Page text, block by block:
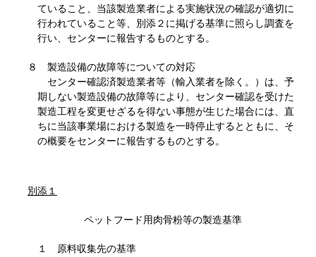
ていること、当該製造業者による実施状況の確認が適切に
行われていること等、別添２に掲げる基準に照らし調査を
行い、センターに報告するものとする。
８ 製造設備の故障等についての対応
センター確認済製造業者等（輸入業者を除く。）は、予
期しない製造設備の故障等により、センター確認を受けた
製造工程を変更せざるを得ない事態が生じた場合には、直
ちに当該事業場における製造を一時停止するとともに、そ
の概要をセンターに報告するものとする。
別添１
ペットフード用肉骨粉等の製造基準
１ 原料収集先の基準